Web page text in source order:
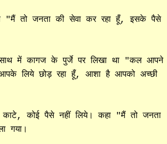
"मैं तो जनता की सेवा कर रहा हूँ, इसके पैसे
साथ में कागज के पुर्जे पर लिखा था "कल आपने
लिये छोड़ रहा हूँ, आशा है आपको अच्छी
काटे, कोई पैसे नहीं लिये। कहा "मैं तो जनता
गया।